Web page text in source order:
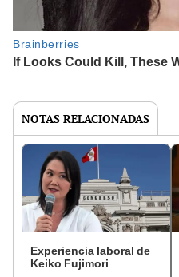
NOTAS RELACIONADAS
Experiencia laboral de
Keiko Fujimori